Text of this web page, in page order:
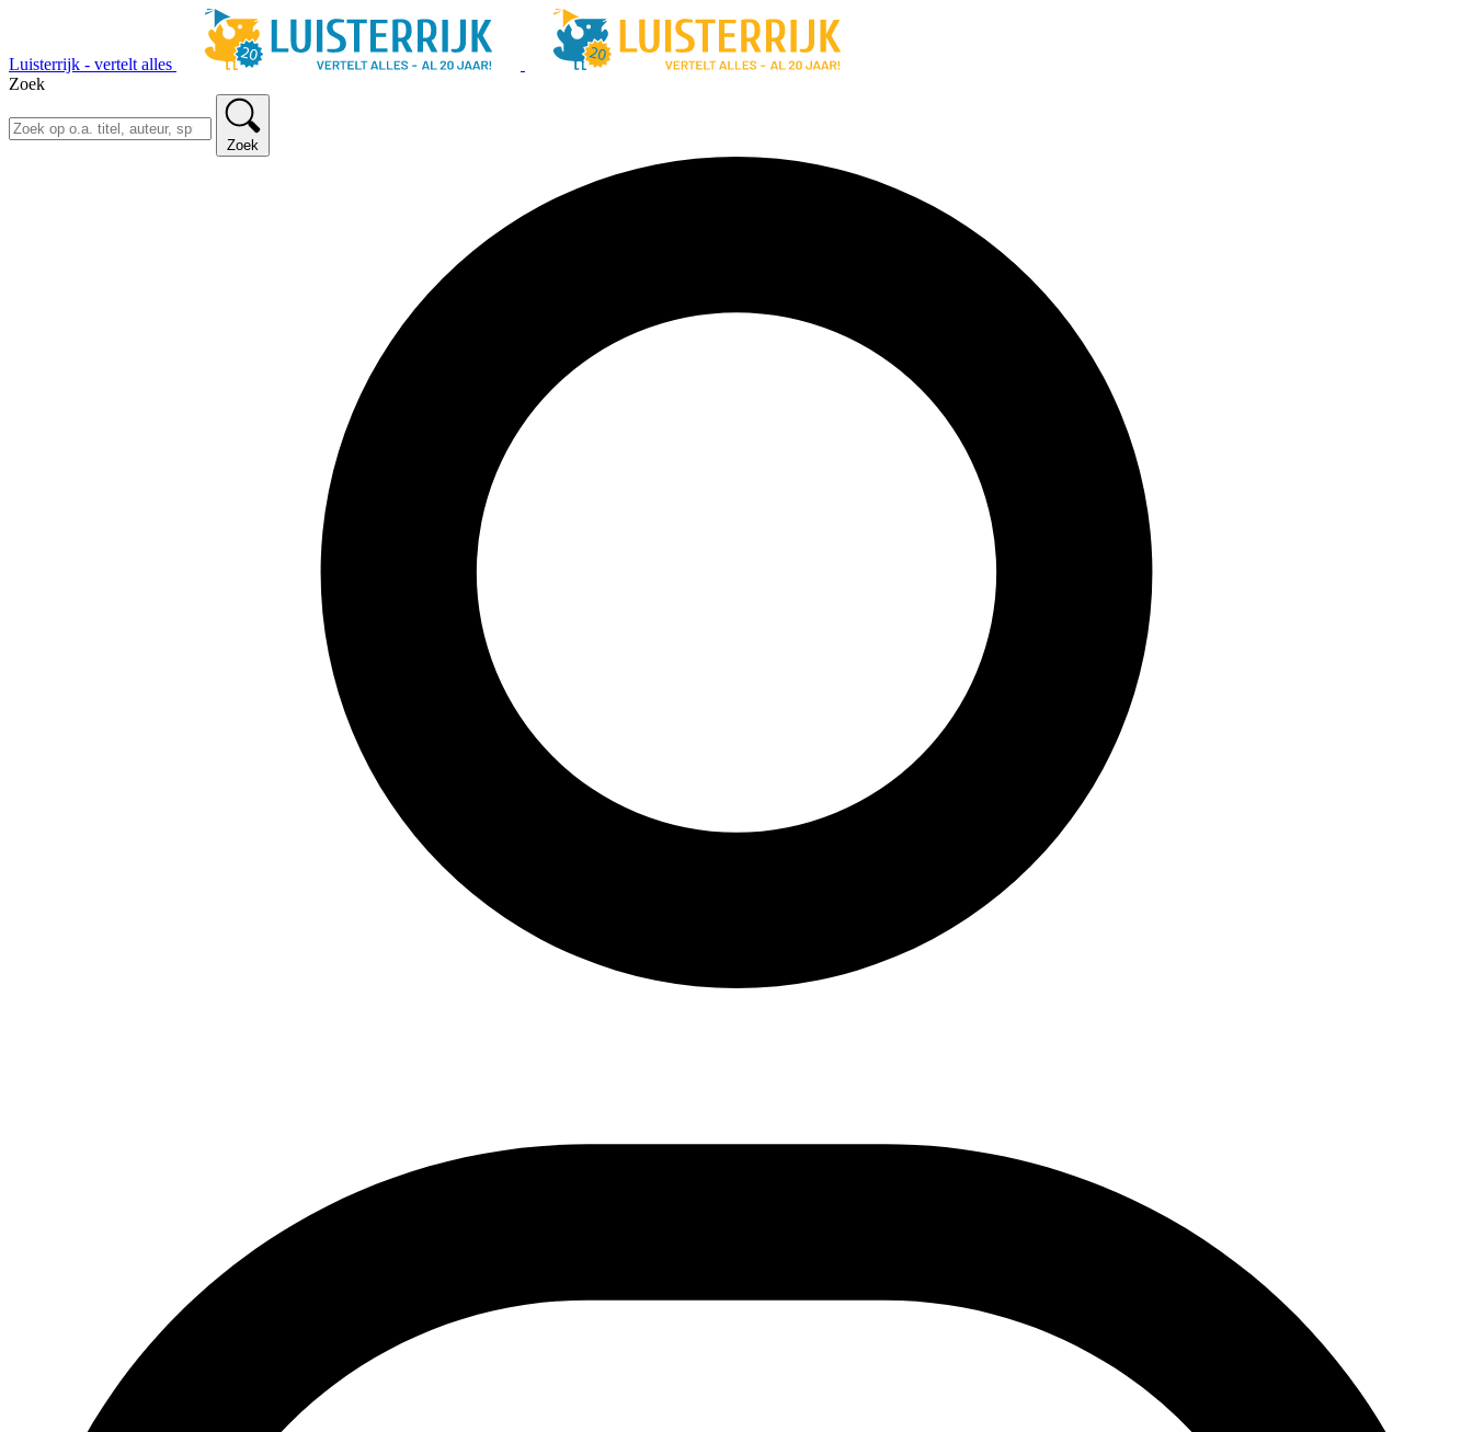
Luisterrijk - vertelt alles
Zoek
Zoek